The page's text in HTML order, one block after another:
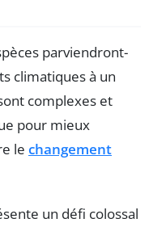
parviendront-
climatiques à un
complexes et
pour mieux
le changement
un défi colossal